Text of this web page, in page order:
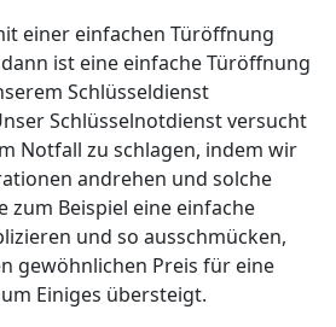
einer einfachen Türöffnung
ist eine einfache Türöffnung
Schlüsseldienst
Schlüsselnotdienst versucht
Notfall zu schlagen, indem wir
andrehen und solche
zum Beispiel eine einfache
und so ausschmücken,
gewöhnlichen Preis für eine
Einiges übersteigt.